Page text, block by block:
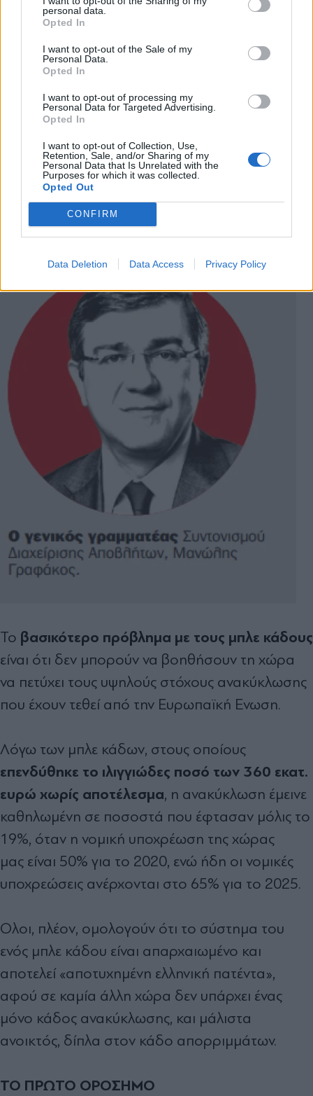
personal data.
Opted In
I want to opt-out of the Sale of my
Personal Data.
Opted In
I want to opt-out of processing my
Personal Data for Targeted Advertising.
Opted In
I want to opt-out of Collection, Use,
Retention, Sale, and/or Sharing of my
Personal Data that Is Unrelated with the
Purposes for which it was collected.
Opted Out
CONFIRM
Data Deletion Data Access Privacy Policy
Aπό τη Βάσω Παπανδρέου έως τον Μανώλη
Η συνεχιζόμενη δημοσιογραφική έρευνα από τα
«ΠΑΡΑΠΟΛΙΤΙΚΑ» έχει αναδείξει πολλές
σκοτεινές πλευρές της λειτουργίας των µπλε
κάδων της ΕΕΑΑ Α.Ε., που κάποιοι (οι οποίοι
σιγά-σιγά αποκαλύπτονται από την έρευνα)
είχαν προσπαθήσει να κρύψουν για χρόνια.
Το βασικότερο πρόβληµα µε τους µπλε κάδους
είναι ότι δεν µπορούν να βοηθήσουν τη χώρα
να πετύχει τους υψηλούς στόχους ανακύκλωσης
που έχουν τεθεί από την Ευρωπαϊκή Ενωση.
Λόγω των µπλε κάδων, στους οποίους
επενδύθηκε το ιλιγγιώδες ποσό των 360 εκατ.
ευρώ χωρίς αποτέλεσµα, η ανακύκλωση έµεινε
καθηλωµένη σε ποσοστά που έφτασαν µόλις το
19%, όταν η νοµική υποχρέωση της χώρας
µας είναι 50% για το 2020, ενώ ήδη οι νοµικές
υποχρεώσεις ανέρχονται στο 65% για το 2025.
Ολοι, πλέον, οµολογούν ότι το σύστηµα του
ενός µπλε κάδου είναι απαρχαιωµένο και
αποτελεί «αποτυχηµένη ελληνική πατέντα»,
αφού σε καµία άλλη χώρα δεν υπάρχει ένας
µόνο κάδος ανακύκλωσης, και µάλιστα
ανοικτός, δίπλα στον κάδο απορριµµάτων.
ΤΟ ΠΡΩΤΟ ΟΡΟΣΗΜΟ
Αποδέχομαι τους
και την πολιτική απορρήτου
X